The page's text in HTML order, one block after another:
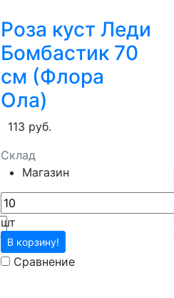
Роза куст Леди
Бомбастик 70
см (Флора
Ола)
113 руб.
Склад
Магазин
шт
В корзину!
Сравнение